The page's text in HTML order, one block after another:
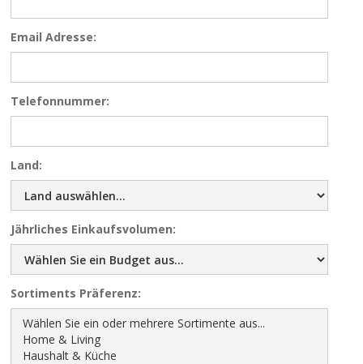
Email Adresse:
Telefonnummer:
Land:
Jährliches Einkaufsvolumen:
Sortiments Präferenz: